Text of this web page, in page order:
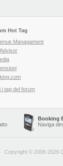
Hot Tag
Managament
i tag del forum
Booking
Naviga
Copyright © 2006-2026